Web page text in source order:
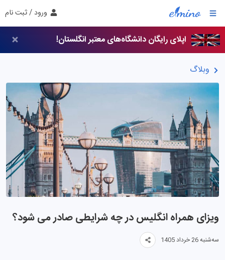
ورود / ثبت نام
اپلای رایگان دانشگاه‌های معتبر انگلستان!
وبلاگ
ویزای همراه انگلیس در چه شرایطی صادر می شود؟
سه‌شنبه 26 خرداد 1405